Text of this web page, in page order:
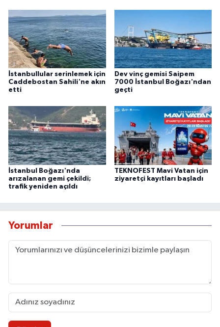
İstanbullular serinlemek için
Caddebostan Sahili'ne akın
etti
Dev vinç gemisi Saipem
7000 İstanbul Boğazı'ndan
geçti
İstanbul Boğazı'nda
arızalanan gemi çekildi;
trafik yeniden açıldı
TEKNOFEST Mavi Vatan için
ziyaretçi kayıtları başladı
Yorumlar